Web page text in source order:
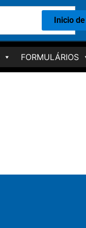
Inicio
FORMULÁRIOS